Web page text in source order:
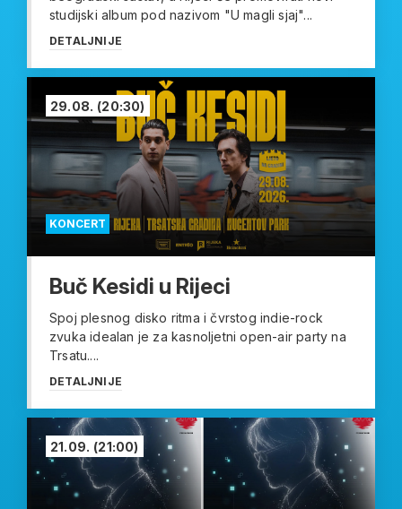
studijski album pod nazivom "U magli sjaj"...
DETALJNIJE
KONCERT
29.08. (20:30)
Buč Kesidi u Rijeci
Spoj plesnog disko ritma i čvrstog indie-rock
zvuka idealan je za kasnoljetni open-air party na
Trsatu....
DETALJNIJE
21.09. (21:00)